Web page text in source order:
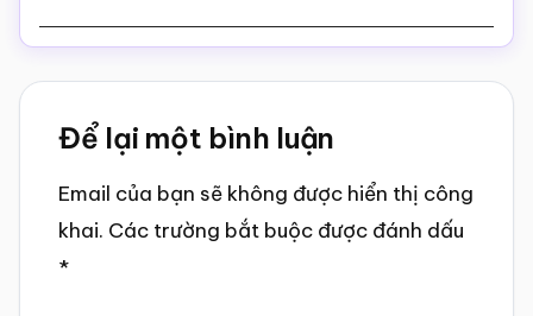
Reader
Interactions
Để lại một bình luận
Email của bạn sẽ không được hiển thị công
khai. Các trường bắt buộc được đánh dấu
*